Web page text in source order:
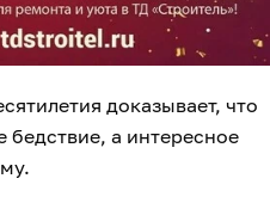
доказывает, что
бедствие, а интересное